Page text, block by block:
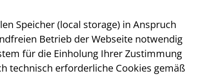
Speicher (local storage) in Anspruch
Betrieb der Webseite notwendig
für die Einholung Ihrer Zustimmung
technisch erforderliche Cookies gemäß